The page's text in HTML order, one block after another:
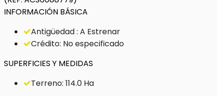
INFORMACIÓN BÁSICA
Antigüedad : A Estrenar
Crédito: No especificado
SUPERFICIES Y MEDIDAS
Terreno: 114.0 Ha